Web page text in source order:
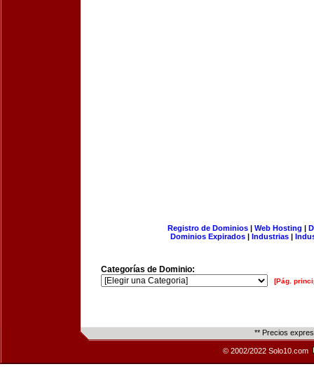
Registro de Dominios| Web Hosting |
Dominios Expirados | Industrias |
Categorías de Dominio:
[Pág.
** Precios
© 2002/2022 Solo10.com